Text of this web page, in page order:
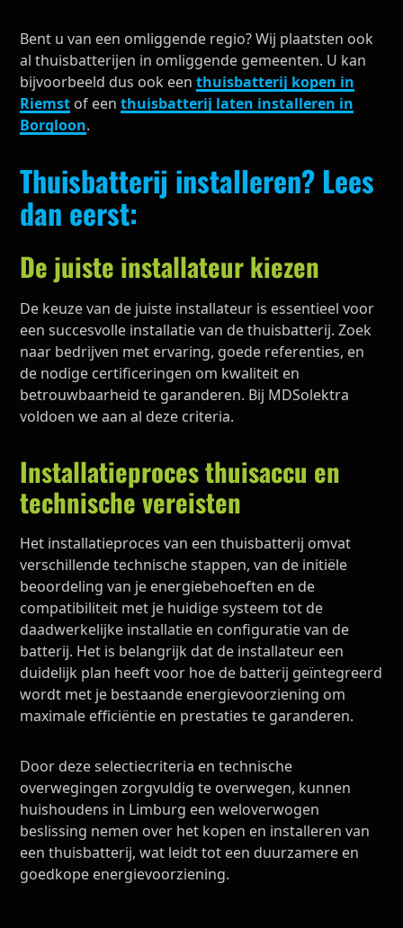
Bent u van een omliggende regio? Wij plaatsten ook
al thuisbatterijen in omliggende gemeenten. U kan
bijvoorbeeld dus ook eenthuisbatterij kopen in
Riemst of eenthuisbatterij laten installeren in
Borgloon.
Thuisbatterij installeren? Lees
dan eerst:
De juiste installateur kiezen
De keuze van de juiste installateur is essentieel voor
een succesvolle installatie van de thuisbatterij. Zoek
naar bedrijven met ervaring, goede referenties, en
de nodige certificeringen om kwaliteit en
betrouwbaarheid te garanderen. Bij MDSolektra
voldoen we aan al deze criteria.
Installatieproces thuisaccu en
technische vereisten
Het installatieproces van een thuisbatterij omvat
verschillende technische stappen, van de initiële
beoordeling van je energiebehoeften en de
compatibiliteit met je huidige systeem tot de
daadwerkelijke installatie en configuratie van de
batterij. Het is belangrijk dat de installateur een
duidelijk plan heeft voor hoe de batterij geïntegreerd
wordt met je bestaande energievoorziening om
maximale efficiëntie en prestaties te garanderen.
Door deze selectiecriteria en technische
overwegingen zorgvuldig te overwegen, kunnen
huishoudens in Limburg een weloverwogen
beslissing nemen over het kopen en installeren van
een thuisbatterij, wat leidt tot een duurzamere en
goedkope energievoorziening.